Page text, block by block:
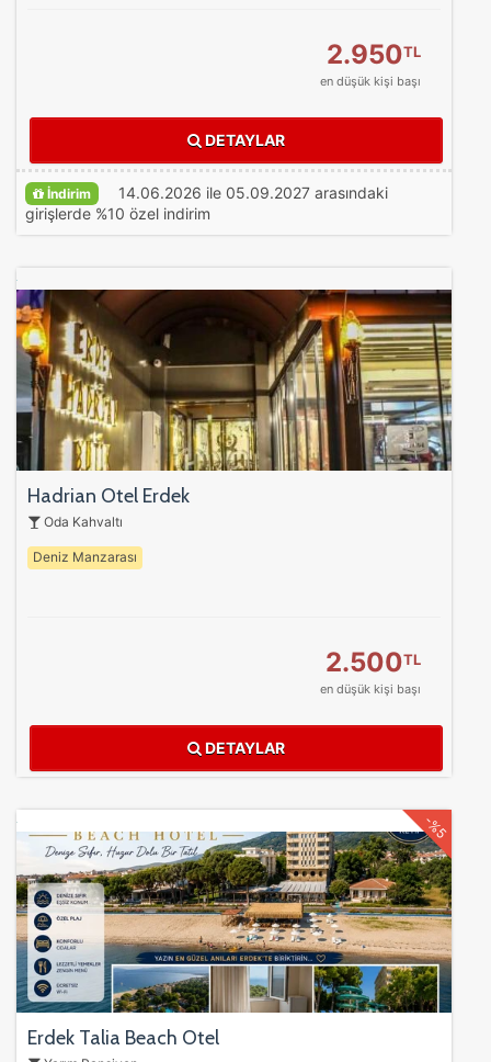
2.950TL
en düşük kişi başı
DETAYLAR
İndirim
14.06.2026 ile 05.09.2027 arasındaki
girişlerde %10 özel indirim
Hadrian Otel Erdek
Oda Kahvaltı
Deniz Manzarası
2.500TL
en düşük kişi başı
DETAYLAR
Erdek Talia Beach Otel
-%5